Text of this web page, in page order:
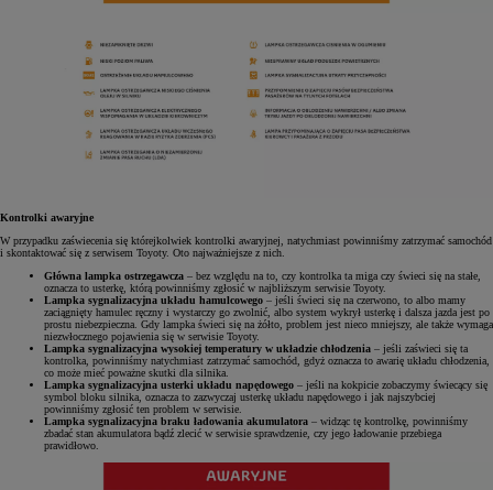
Kontrolki awaryjne
W przypadku zaświecenia się którejkolwiek kontrolki awaryjnej, natychmiast powinniśmy zatrzymać samochód
i skontaktować się z serwisem Toyoty. Oto najważniejsze z nich.
Główna lampka ostrzegawcza – bez względu na to, czy kontrolka ta miga czy świeci się na stałe,
oznacza to usterkę, którą powinniśmy zgłosić w najbliższym serwisie Toyoty.
Lampka sygnalizacyjna układu hamulcowego – jeśli świeci się na czerwono, to albo mamy
zaciągnięty hamulec ręczny i wystarczy go zwolnić, albo system wykrył usterkę i dalsza jazda jest po
prostu niebezpieczna. Gdy lampka świeci się na żółto, problem jest nieco mniejszy, ale także wymaga
niezwłocznego pojawienia się w serwisie Toyoty.
Lampka sygnalizacyjna wysokiej temperatury w układzie chłodzenia – jeśli zaświeci się ta
kontrolka, powinniśmy natychmiast zatrzymać samochód, gdyż oznacza to awarię układu chłodzenia,
co może mieć poważne skutki dla silnika.
Lampka sygnalizacyjna usterki układu napędowego – jeśli na kokpicie zobaczymy świecący się
symbol bloku silnika, oznacza to zazwyczaj usterkę układu napędowego i jak najszybciej
powinniśmy zgłosić ten problem w serwisie.
Lampka sygnalizacyjna braku ładowania akumulatora – widząc tę kontrolkę, powinniśmy
zbadać stan akumulatora bądź zlecić w serwisie sprawdzenie, czy jego ładowanie przebiega
prawidłowo.